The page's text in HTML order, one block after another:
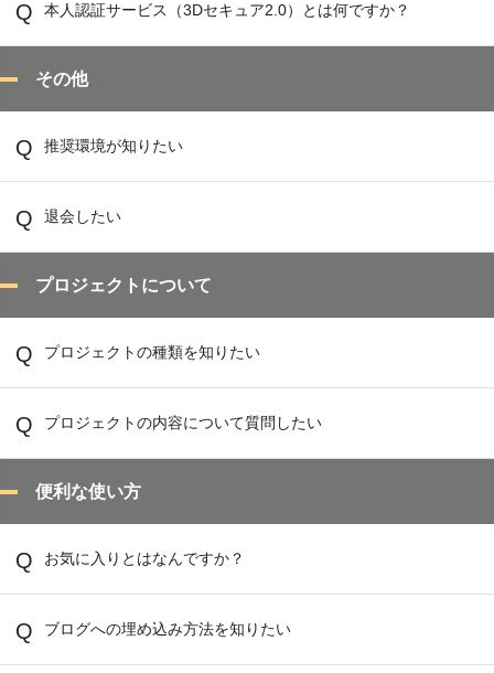
本人認証サービス（3Dセキュア2.0）とは何ですか？
その他
推奨環境が知りたい
退会したい
プロジェクトについて
プロジェクトの種類を知りたい
プロジェクトの内容について質問したい
便利な使い方
お気に入りとはなんですか？
ブログへの埋め込み方法を知りたい